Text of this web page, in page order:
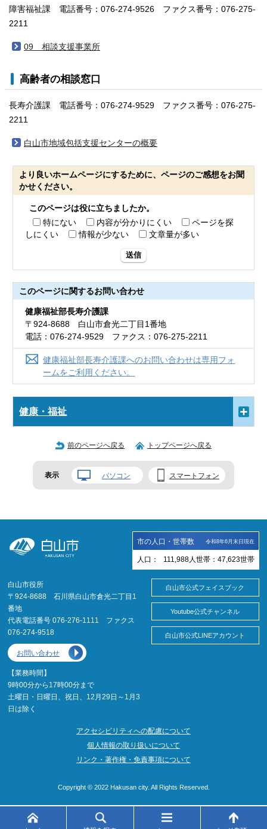
障害福祉課 電話番号：076-274-9526 ファクス番号：076-275-
2211
09 相談支援事業所
高齢者の相談窓口
長寿介護課 電話番号：076-274-9529 ファクス番号：076-275-
2211
白山市地域包括支援センターの概要
より良いホームページにするために、ページのご感想をお聞
かせください。
このページは役に立ちましたか。
特にない
内容が分かりにくい
ページを探
しにくい
情報が少ない 文章量が多い
送信
このページに関するお問い合わせ
健康福祉部長寿介護課
〒924-8688 白山市倉光二丁目1番地
電話：076-274-9529 ファクス：076-275-2211
健康福祉部長寿介護課へのお問い合わせは専用フォ
ームをご利用ください。
健康・福祉
前のページへ戻る トップページへ戻る
表示 パソコン スマートフォン
市の人口・世帯数 令和8年6月末日現在
人口： 111,988 人 世帯： 47,623世帯
白山市役所
〒924-8688 石川県白山市倉光二丁目1
番地
代表電話番号 076-276-1111 ファクス
076-274-9518
お問い合わせ
【業務時間】
9時00分から17時00分まで
土曜日・日曜日、祝日、12月29日～1月3
日は除く
白山市公式フェイスブック
Youtube公式チャンネル
白山市公式LINEアカウント
アクセシビリティへの配慮について
個人情報の取り扱いについて
リンク・著作権・免責事項について
Copyright © 2022 Hakusan city. All Rights Reserved.